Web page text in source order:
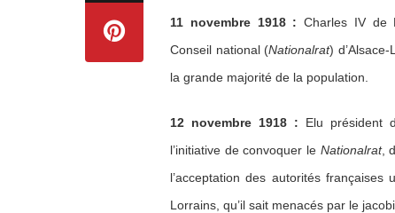
11 novembre 1918 : Charles IV de
Conseil national (Nationalrat)
la grande majorité de la population.
12 novembre 1918 : Elu président
l’initiative de convoquer le Nationalrat,
l’acceptation des autorités
Lorrains, qu’il sait menacés par le